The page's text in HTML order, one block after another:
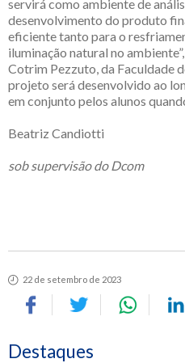
servirá como ambiente de
desenvolvimento do produto
eficiente tanto para o
iluminação natural no
Cotrim Pezzuto, da Faculdade
projeto será desenvolvido ao
em conjunto pelos alunos
Beatriz Candiotti
sob supervisão do Dcom
22 de setembro de 2023
Destaques